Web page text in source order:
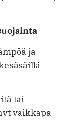
ja
tai
vaikkapa